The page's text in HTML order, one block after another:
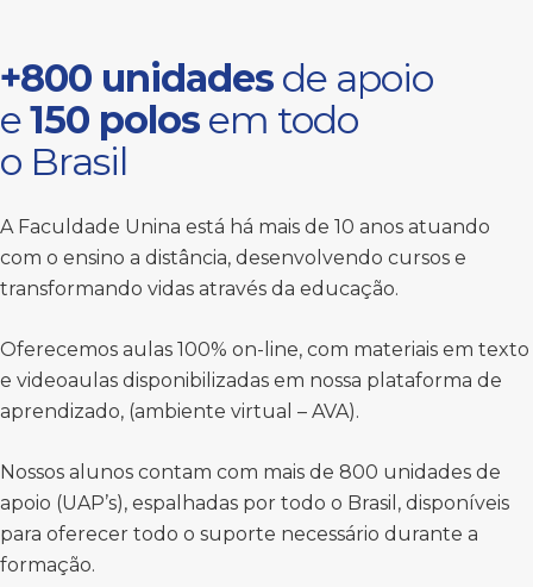
+800 unidades de apoio
e150 polos em todo
o Brasil
A Faculdade Unina está há mais de 10 anos atuando
com o ensino a distância, desenvolvendo cursos e
transformando vidas através da educação.
Oferecemos aulas 100% on-line, com materiais em texto
e videoaulas disponibilizadas em nossa plataforma de
aprendizado, (ambiente virtual – AVA).
Nossos alunos contam com mais de 800 unidades de
apoio (UAP’s), espalhadas por todo o Brasil, disponíveis
para oferecer todo o suporte necessário durante a
formação.